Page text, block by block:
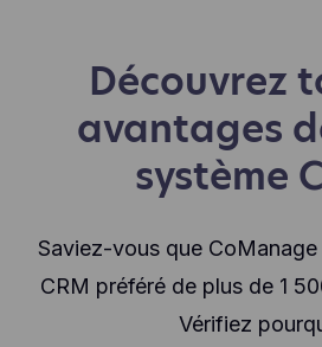
Découvrez
avantages
système
Saviez-vous que
CRM préféré de plus de 1
Vérifiez